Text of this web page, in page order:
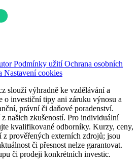
Podmínky užitíOchrana osobních
Nastavení cookies
slouží výhradně ke vzdělávání a
o investiční tipy ani záruku výnosu a
právní či daňové poradenství.
našich zkušeností. Pro individuální
kvalifikované odborníky. Kurzy, ceny,
z prověřených externích zdrojů; jsou
či přesnost nelze garantovat.
či prodeji konkrétních investic.